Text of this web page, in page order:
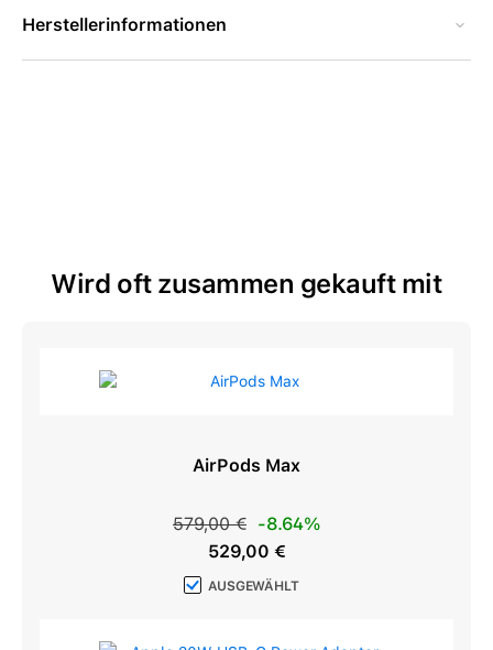
Herstellerinformationen
Wird oft zusammen gekauft mit
AirPods Max
Verkaufspreis:
Regulärer Preis:
579,00 € -8.64%
529,00 €
AUSGEWÄHLT